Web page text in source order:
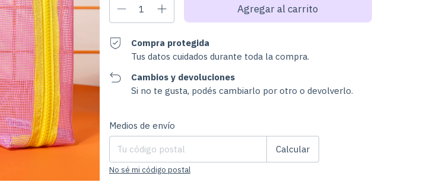
Compra protegida
Tus datos cuidados durante toda la compra.
Cambios y devoluciones
Si no te gusta, podés cambiarlo por otro o devolverlo.
Entregas para el CP:
Medios de envío
Calcular
No sé mi código postal